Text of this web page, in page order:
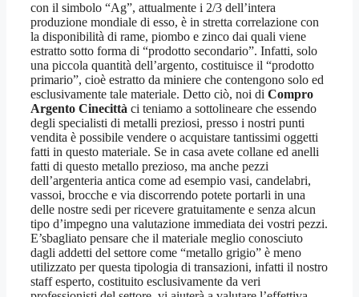
con il simbolo “Ag”, attualmente i 2/3 dell’intera
produzione mondiale di esso, è in stretta correlazione con
la disponibilità di rame, piombo e zinco dai quali viene
estratto sotto forma di “prodotto secondario”. Infatti, solo
una piccola quantità dell’argento, costituisce il “prodotto
primario”, cioè estratto da miniere che contengono solo ed
esclusivamente tale materiale. Detto ciò, noi di Compro
Argento Cinecittà ci teniamo a sottolineare che essendo
degli specialisti di metalli preziosi, presso i nostri punti
vendita è possibile vendere o acquistare tantissimi oggetti
fatti in questo materiale. Se in casa avete collane ed anelli
fatti di questo metallo prezioso, ma anche pezzi
dell’argenteria antica come ad esempio vasi, candelabri,
vassoi, brocche e via discorrendo potete portarli in una
delle nostre sedi per ricevere gratuitamente e senza alcun
tipo d’impegno una valutazione immediata dei vostri pezzi.
E’sbagliato pensare che il materiale meglio conosciuto
dagli addetti del settore come “metallo grigio” è meno
utilizzato per questa tipologia di transazioni, infatti il nostro
staff esperto, costituito esclusivamente da veri